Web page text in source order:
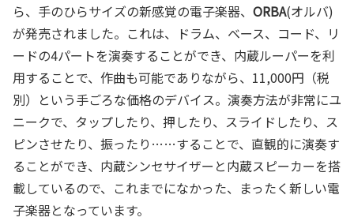
ら、手のひらサイズの新感覚の電子楽器、 ORBA(オルバ)
が発売されました。これは、ドラム、ベース、コード、リ
ードの4パートを演奏することができ、内蔵ルーパーを利
用することで、作曲も可能でありながら、11,000円（税
別）という手ごろな価格のデバイス。演奏方法が非常にユ
ニークで、タップしたり、押したり、スライドしたり、ス
ピンさせたり、振ったり……することで、直観的に演奏す
ることができ、内蔵シンセサイザーと内蔵スピーカーを搭
載しているので、これまでになかった、まったく新しい電
子楽器となっています。